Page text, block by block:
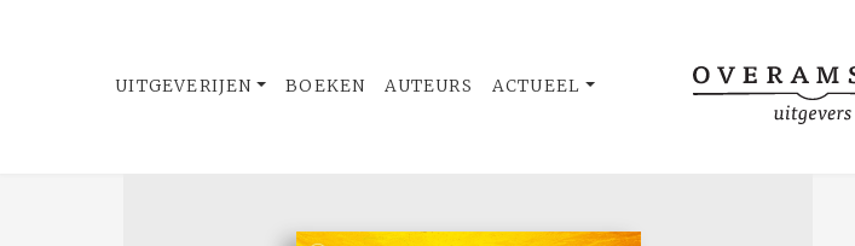
UITGEVERIJEN BOEKEN AUTEURS ACTUEEL